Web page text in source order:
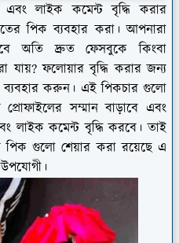
লাইক কমেন্ট বৃদ্ধি করার
পিক ব্যবহার করা। আপনারা
অতি দ্রুত ফেসবুকে কিংবা
যায়? ফলোয়ার বৃদ্ধি করার জন্য
ব্যবহার করুন। এই পিকচার গুলো
প্রোফাইলের সম্মান বাড়াবে এবং
লাইক কমেন্ট বৃদ্ধি করবে। তাই
পিক গুলো শেয়ার করা রয়েছে এ